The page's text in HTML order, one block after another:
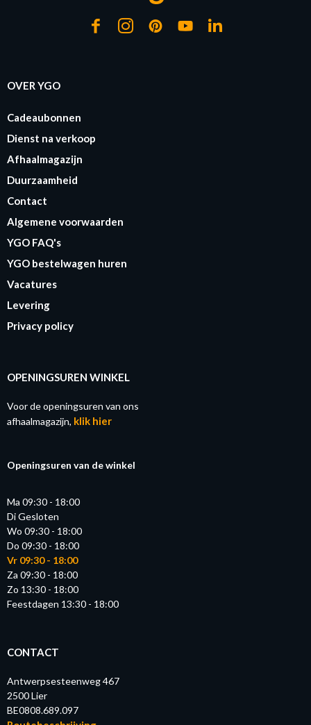
OVER YGO
Cadeaubonnen
Dienst na verkoop
Afhaalmagazijn
Duurzaamheid
Contact
Algemene voorwaarden
YGO FAQ's
YGO bestelwagen huren
Vacatures
Levering
Privacy policy
OPENINGSUREN WINKEL
Voor de openingsuren van ons
afhaalmagazijn, klik hier
Openingsuren van de winkel
Ma 09:30 - 18:00
Di Gesloten
Wo 09:30 - 18:00
Do 09:30 - 18:00
Vr 09:30 - 18:00
Za 09:30 - 18:00
Zo 13:30 - 18:00
Feestdagen 13:30 - 18:00
CONTACT
Antwerpsesteenweg 467
2500 Lier
BE0808.689.097